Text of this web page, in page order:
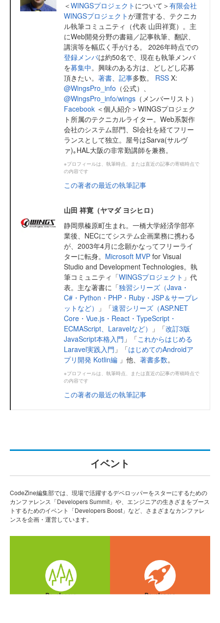
＜WINGSプロジェクト について＞有限会社
WINGSプロジェクトが運営する、テクニカ
ル執筆コミュニティ（代表 山田祥寛）。主
にWeb開発分野の書籍／記事執筆、翻訳、
講演等を幅広く手がける。 2026年時点での
登録メンバは約50名で、現在も執筆メンバ
を募集中。興味のある方は、どしどし応募
頂きたい。 著書、 記事多数。 RSS X:
@WingsPro_info （公式）、
@WingsPro_info/wings （メンバーリスト）
Facebook ＜個人紹介＞WINGSプロジェク
ト所属のテクニカルライター。Web系製作
会社のシステム部門、SI会社を経てフリー
ランスとして独立。屋号はSarva(サルヴ
ァ)｡HAL大阪の非常勤講師を兼務。
※プロフィールは、執筆時点、または直近の記事の寄稿時点で
の内容です
この著者の最近の執筆記事
山田 祥寛（ヤマダ ヨシヒロ）
静岡県榛原町生まれ。一橋大学経済学部卒
業後、NECにてシステム企画業務に携わる
が、2003年4月に念願かなってフリーライ
ターに転身。 Microsoft MVP for Visual
Studio and Development Technologies。執
筆コミュニティ「WINGSプロジェクト 」代
表。主な著書に「独習シリーズ（Java・
C#・Python・PHP・Ruby・JSP＆サーブレ
ットなど）
」「速習シリーズ（ASP.NET
Core・Vue.js・React・TypeScript・
ECMAScript、Laravelなど）
」「改訂3版
JavaScript本格入門 」「これからはじめる
Laravel実践入門 」「はじめてのAndroidア
プリ開発 Kotlin編 」他、 著書多数。
※プロフィールは、執筆時点、または直近の記事の寄稿時点で
の内容です
この著者の最近の執筆記事
イベント
CodeZine編集部では、現場で活躍するデベロッパーをスターにするための
カンファレンス「Developers Summit」や、エンジニアの生きざまをブース
トするためのイベント「Developers Boost」など、さまざまなカンファレ
ンスを企画・運営しています。